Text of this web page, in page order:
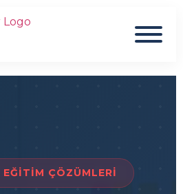
ÇÖZÜMLERI